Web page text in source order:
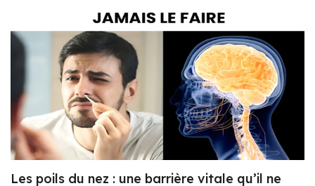
Les poils du nez : une barrière vitale qu’il ne